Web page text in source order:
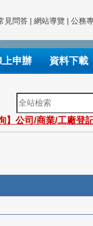
見問答 | 網站導覽 | 公務
上申辦 資料下載
全
站
檢
索
】公司/商業/工廠登